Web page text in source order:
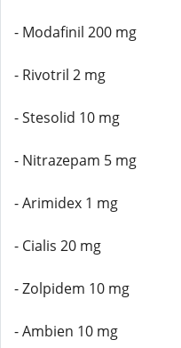
- Modafinil 200 mg
- Rivotril 2 mg
- Stesolid 10 mg
- Nitrazepam 5 mg
- Arimidex 1 mg
- Cialis 20 mg
- Zolpidem 10 mg
- Ambien 10 mg